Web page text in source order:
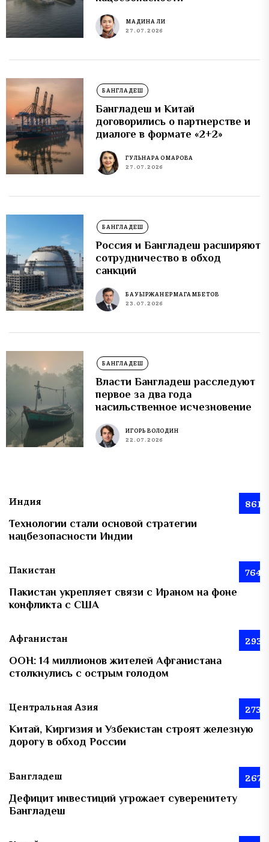
МАДИНА ЛИ
27.07.2026
БАНГЛАДЕШ
Бангладеш и Китай
договорились о партнерстве и
диалоге в формате «2+2»
ГУЛЬНАРА ОМАРОВА
27.07.2026
БАНГЛАДЕШ
Россия и Бангладеш расширяют
сотрудничество в обход
санкций
БАУЫРЖАН ЕРМАГАМБЕТОВ
23.07.2026
БАНГЛАДЕШ
Власти Бангладеш расследуют
первое за два года
насильственное исчезновение
ИГОРЬ ВОЛОДИН
22.07.2026
Индия 861
Технологии стали основой стратегии
нацбезопасности Индии
Пакистан 764
Пакистан укрепляет связи с Ираном на фоне
конфликта с США
Афганистан 293
ООН: 14 миллионов жителей Афганистана
столкнулись с острым голодом
Центральная Азия 273
Китай, Киргизия и Узбекистан строят железную
дорогу в обход России
Бангладеш 267
Дефицит инвестиций угрожает суверенитету
Бангладеш